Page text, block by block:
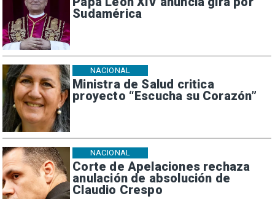
Sudamérica
Ministra de Salud critica
proyecto “Escucha su Corazón”
NACIONAL
Corte de Apelaciones rechaza
anulación de absolución de
Claudio Crespo
NACIONAL